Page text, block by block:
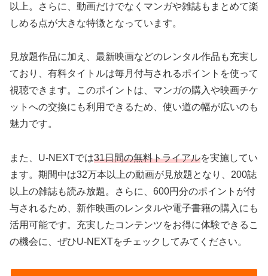
以上。さらに、動画だけでなくマンガや雑誌もまとめて楽
しめる点が大きな特徴となっています。
見放題作品に加え、最新映画などのレンタル作品も充実し
ており、有料タイトルは毎月付与されるポイントを使って
視聴できます。このポイントは、マンガの購入や映画チケ
ットへの交換にも利用できるため、使い道の幅が広いのも
魅力です。
また、U-NEXTでは31日間の無料トライアルを実施してい
ます。期間中は32万本以上の動画が見放題となり、200誌
以上の雑誌も読み放題。さらに、600円分のポイントが付
与されるため、新作映画のレンタルや電子書籍の購入にも
活用可能です。充実したコンテンツをお得に体験できるこ
の機会に、ぜひU-NEXTをチェックしてみてください。